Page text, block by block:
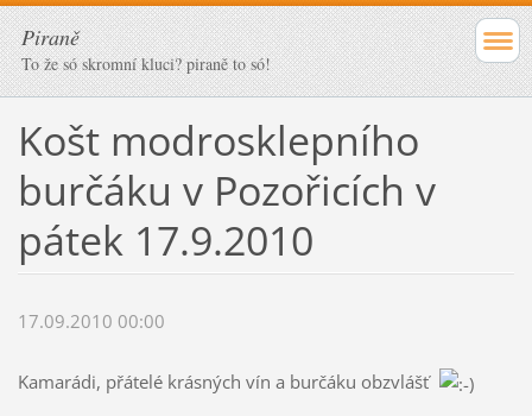
Piraně
To že só skromní kluci? piraně to só!
Košt modrosklepního
burčáku v Pozořicích v
pátek 17.9.2010
17.09.2010 00:00
Kamarádi, přátelé krásných vín a burčáku obzvlášť